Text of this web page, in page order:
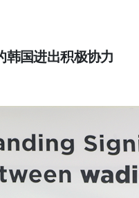
韩国进出积极协力